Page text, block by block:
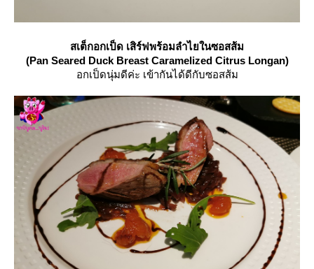
สเต็กอกเป็ด เสิร์ฟพร้อมลำไยในซอสส้ม
(Pan Seared Duck Breast Caramelized Citrus Longan)
อกเป็ดนุ่มดีค่ะ เข้ากันได้ดีกับซอสส้ม